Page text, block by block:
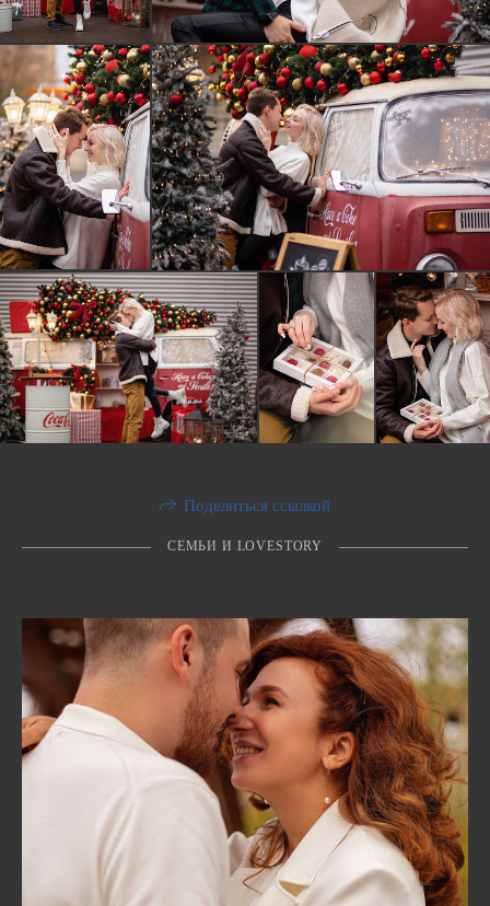
Поделиться ссылкой
СЕМЬИ И LOVESTORY